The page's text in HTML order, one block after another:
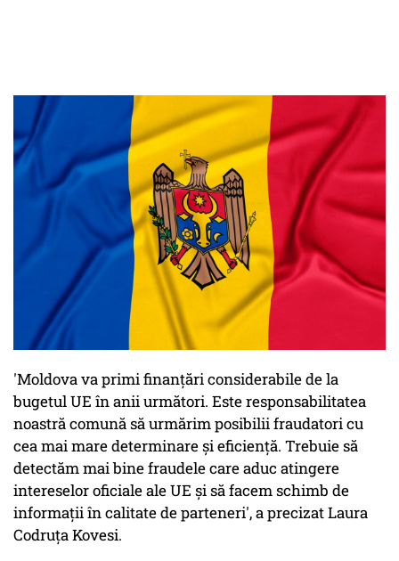
'Moldova va primi finanțări considerabile de la
bugetul UE în anii următori. Este responsabilitatea
noastră comună să urmărim posibilii fraudatori cu
cea mai mare determinare și eficiență. Trebuie să
detectăm mai bine fraudele care aduc atingere
intereselor oficiale ale UE și să facem schimb de
informații în calitate de parteneri', a precizat Laura
Codruța Kovesi.